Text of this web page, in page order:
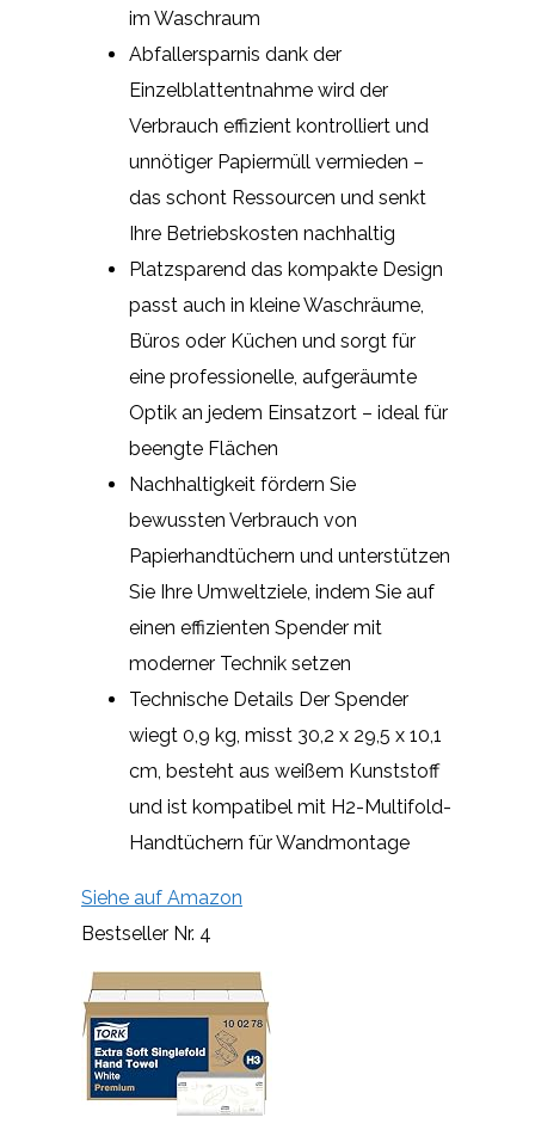
im Waschraum
Abfallersparnis dank der
Einzelblattentnahme wird der
Verbrauch effizient kontrolliert und
unnötiger Papiermüll vermieden –
das schont Ressourcen und senkt
Ihre Betriebskosten nachhaltig
Platzsparend das kompakte Design
passt auch in kleine Waschräume,
Büros oder Küchen und sorgt für
eine professionelle, aufgeräumte
Optik an jedem Einsatzort – ideal für
beengte Flächen
Nachhaltigkeit fördern Sie
bewussten Verbrauch von
Papierhandtüchern und unterstützen
Sie Ihre Umweltziele, indem Sie auf
einen effizienten Spender mit
moderner Technik setzen
Technische Details Der Spender
wiegt 0,9 kg, misst 30,2 x 29,5 x 10,1
cm, besteht aus weißem Kunststoff
und ist kompatibel mit H2-Multifold-
Handtüchern für Wandmontage
Siehe auf Amazon
Bestseller Nr. 4